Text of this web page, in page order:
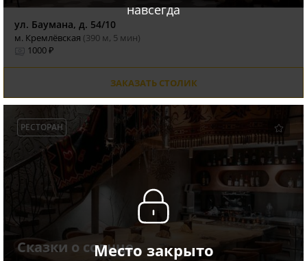
навсегда
ул. Баумана, д. 54/10
м. Кремлёвская (390 м, 5 мин)
1000 ₽
ЗАКАЗАТЬ СТОЛИК
Место закрыто
РЕСТОРАН
Сказки о солнце